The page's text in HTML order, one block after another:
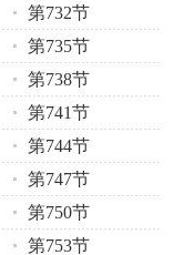
第732节
第735节
第738节
第741节
第744节
第747节
第750节
第753节